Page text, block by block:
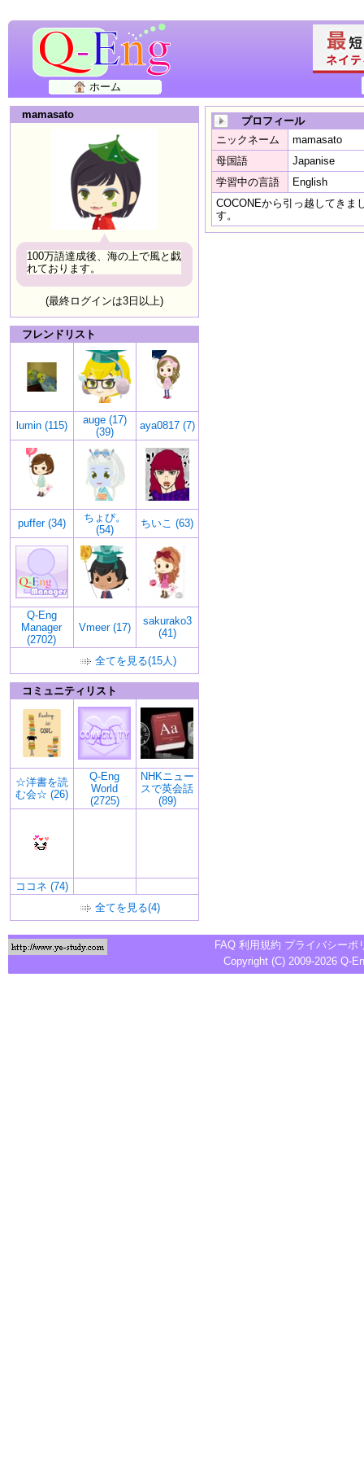
ホーム
mamasato
100万語達成後、海の上で風と戯
れております。
(最終ログインは3日以上)
フレンドリスト
lumin (115)
auge (17)
(39)
aya0817 (7)
puffer (34)
ちょび。
(54)
ちいこ (63)
Q-Eng
Manager
(2702)
Vmeer (17)
sakurako3
(41)
全てを見る(15人)
コミュニティリスト
☆洋書を読
む会☆ (26)
Q-Eng
World
(2725)
NHKニュー
スで英会話
(89)
ココネ (74)
全てを見る(4)
プロフィール
ニックネーム
mamasato
母国語
Japanise
学習中の言語
English
COCONEから引っ越してき
す。
FAQ 利用規約 プライバシーポ
Copyright (C) 2009-2026 Q-